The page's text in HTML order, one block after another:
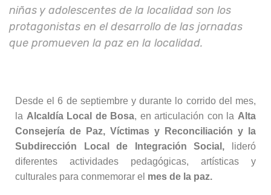
niñas y adolescentes de la localidad son los
protagonistas en el desarrollo de las jornadas
que promueven la paz en la localidad.
Desde el 6 de septiembre y durante lo corrido del mes,
la Alcaldía Local de Bosa, en articulación con la Alta
Consejería de Paz, Víctimas y Reconciliación y la
Subdirección Local de Integración Social, lideró
diferentes actividades pedagógicas, artísticas y
culturales para conmemorar el mes de la paz.